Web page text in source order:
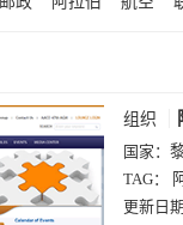
组织
国家：
TAG：
更新日